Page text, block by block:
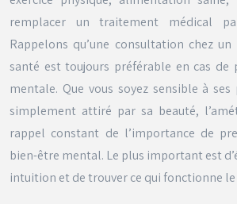
remplacer un traitement médical
Rappelons qu’une consultation chez
santé est toujours préférable en cas de
mentale. Que vous soyez sensible à
simplement attiré par sa beauté,
rappel constant de l’importance de
bien-être mental. Le plus important est
intuition et de trouver ce qui fonctionne le